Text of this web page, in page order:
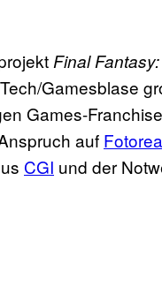
Final
Gamesblase
Games-
auf
CGI und der